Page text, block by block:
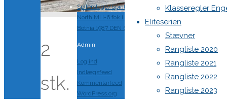
Klasseregler
Eliteserien
Stævner
Rangliste 2020
Rangliste 2021
Rangliste 2022
Rangliste 2023
2
stk.
Spilerstage/Spinlock jollevest xl
North MH-6 fok i fin kapsejlads-stand sælges
Botnia 1987 DEN 613
Admin
Log ind
Indlægsfeed
Kommentarfeed
WordPress.org